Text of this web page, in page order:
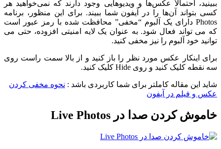
ببینید، احتمالاً عکس‌ها و ویدیوهایی وجود دارند که نمی‌خواهید هر
کسی بتواند آن‌ها را در آیفون شما ببیند. برای این منظور، برنامه
Photos دارای یک آلبوم “مخفی” محافظت شده با رمز عبور است
که می تواند فعال شود. به عنوان یک لایه امنیتی افزوده، حتی می
توانید خود آلبوم را نیز مخفی کنید.
برای اینکار عکس مورد نظر را باز کنید و از بالا سمت راست روی
سه نقطه کلیک کنید و روی Hide کلیک کنید.
شاید این مقاله کاملتر برای شما کاربردی باشد : نحوه مخفی کردن
عکس و فیلم در آیفون
خاموش کردن صدا در Live Photos